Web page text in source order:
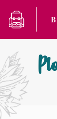
Camping Saint-
Cookie-